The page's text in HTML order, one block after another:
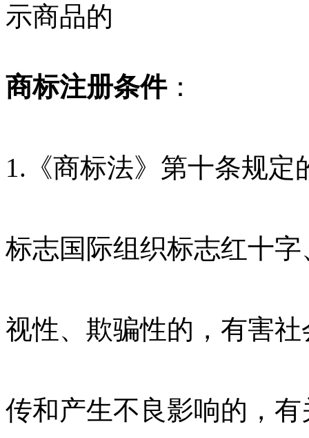
示商品的
商标注册条件：
1.《商标法》第十条规
标志国际组织标志红十
视性、欺骗性的，有害
传和产生不良影响的，